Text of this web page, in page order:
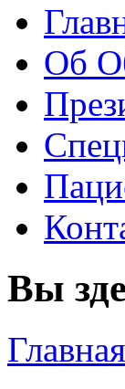
Об
Вы
Главная